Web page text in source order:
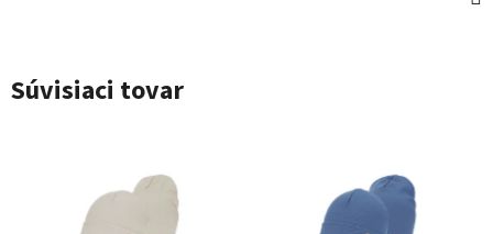
Súvisiaci tovar